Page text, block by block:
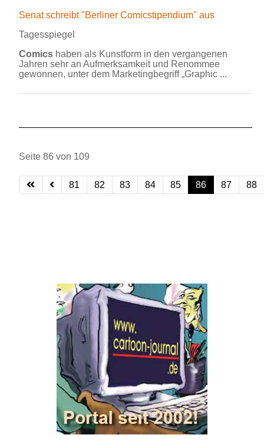
Senat schreibt "Berliner Comicstipendium" aus
Tagesspiegel
Comics haben als Kunstform in den vergangenen
Jahren sehr an Aufmerksamkeit und Renommee
gewonnen, unter dem Marketingbegriff „Graphic ...
Seite 86 von 109
81 82 83 84 85 86 87 88